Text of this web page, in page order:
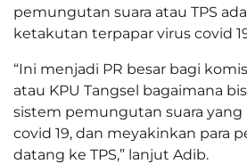
pemungutan suara atau TPS
ketakutan terpapar virus covid
“Ini menjadi PR besar bagi
atau KPU Tangsel bagaimana
sistem pemungutan suara
covid 19, dan meyakinkan para
datang ke TPS,” lanjut Adib.